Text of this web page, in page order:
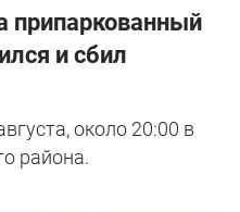
припаркованный
и сбил
около 20:00 в
района.